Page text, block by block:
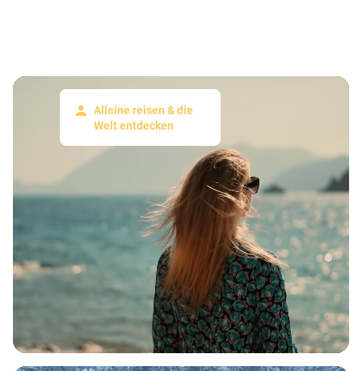
Alleine reisen & die
Welt entdecken